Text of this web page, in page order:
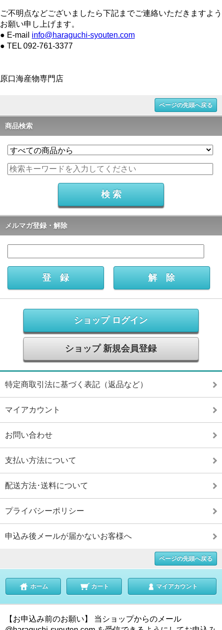
ご不明点などございましたら下記までご連絡いただきますよう
お願い申し上げます。
● E-mail info@haraguchi-syouten.com
● TEL 092-761-3377
原口海産物専門店
ページの先頭へ戻る
商品検索
メルマガ登録・解除
ショップ ログイン
ショップ 新規会員登録
特定商取引法に基づく表記（返品など）
マイアカウント
お問い合わせ
支払い方法について
配送方法･送料について
プライバシーポリシー
申込み後メールが届かないお客様へ
ページの先頭へ戻る
ホーム カート マイアカウント
【お申込み前のお願い】 当ショップからのメール